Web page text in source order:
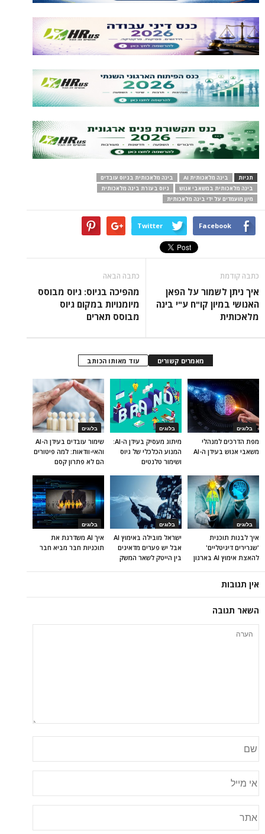
תגיות בינה מלאכותית AI
בינה מלאכותית בגיוס עובדים
בינה מלאכותית במשאבי אנוש
גיוס בעזרת בינה מלאכותית
מיון מועמדים על ידי בינה מלאכותית
Facebook
Twitter
כתבה קודמת
איך ניתן לשמור על הפאן
האנושי במיון קו"ח ע"י בינה
מלאכותית
כתבה הבאה
מהפיכה בגיוס: גיוס מבוסס
מיומנויות במקום גיוס
מבוסס תארים
מאמרים קשורים עוד מאותו הכותב
בלוגים
שימור עובדים בעידן ה-AI
והאי-וודאות: למה פיטורים
הם לא פתרון קסם
בלוגים
מיתוג מעסיק בעידן ה-AI:
המנוע הכלכלי של גיוס
ושימור טלנטים
בלוגים
מפת הדרכים למנהלי
משאבי אנוש בעידן ה-AI
בלוגים
איך AI משדרגת את
תוכניות חבר מביא חבר
בלוגים
ישראל מובילה באימוץ AI
אבל יש פערים מדאיגים
בין הייטק לשאר המשק
בלוגים
איך לבנות תוכנית
'שגרירים דיגיטליים'
להאצת אימוץ AI בארגון
אין תגובות
השאר תגובה